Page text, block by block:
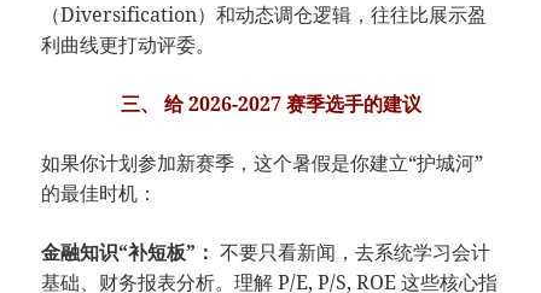
（Diversification）和动态调仓逻辑，往往比展示盈
利曲线更打动评委。
三、 给 2026-2027 赛季选手的建议
如果你计划参加新赛季，这个暑假是你建立“护城河”
的最佳时机：
金融知识“补短板”： 不要只看新闻，去系统学习会计
基础、财务报表分析。理解 P/E, P/S, ROE 这些核心指